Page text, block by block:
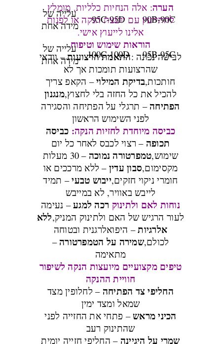
90B-90C
95C-95D
עלייה של
מידה אחת
95B-95C
100C-100D
עלייה של
מידה אחת
הערה: אלה הנחיות כלליות. מומלץ
להתייעץ עם יועצת הנקה או לפנות
אלינו לייעוץ אישי.
הוראות שימוש וטיפוח
לבישה נכונה :התאמת הרצועות– וודאי
שהרצועות תומכות אך לא
חותכות,בדיקת המילוי– הקאפ צריך
להכיל את כל החזה בלי לחצוץ,מנגנון
הפתיחה – תרגלי על הפתיחה והסגירה
לפני השימוש הראשון
כביסה מיוחדת לחזיות הנקה: כביסה
תכופה – רצוי לכבס לאחר כל יום
שימוש,טמפרטורה נמוכה
– 30 מעלות
מקסימום,סבון עדין – ללא מרככים או
חומרי ניקוי חזקים,ייבוש טבעי– תמיד
לייבש באוויר, לא במייבש
נוחות לאם ולתינוק רכה למגע– נעימה
לעור הרגיש של האם ולתינוק המניק,ללא
אלרגיות– היפואלרגנית ובטוחה
לכולם,שמירה על הטמפרטורה –
מתאימה
טיפים מקצועיים מיועצות הנקה לשיפור
חוויית ההנקה
החליפי צד הפתיחה – לחלופין מצד
שמאל ומצד ימין
הכיני מראש– פתחי את החזייה לפני
שהתינוק רעב
שמרי על היגיינה – החליפי חזייה יומית